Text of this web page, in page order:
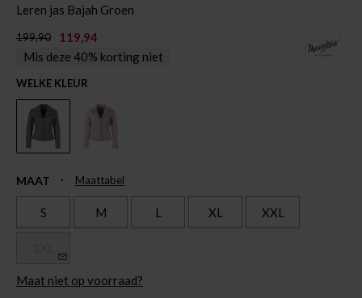
Leren jas Bajah Groen
199,90
119,94
Mis deze 40% korting niet
WELKE KLEUR
MAAT Maattabel
S M L XL XXL
Maat niet op voorraad?